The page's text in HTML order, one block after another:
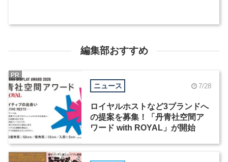
編集部おすすめ
ニュース 7/28
ロイヤルホストなど3ブランドへ
の提案を募集！「丹青社空間ア
ワード with ROYAL」が開始
PR